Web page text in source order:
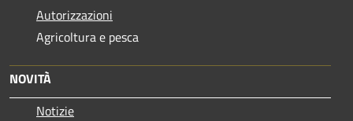
Autorizzazioni
Agricoltura e pesca
NOVITÀ
Notizie